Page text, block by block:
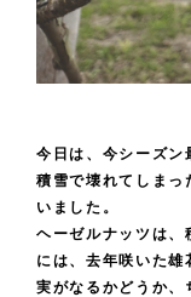
今日は、今シーズン
積雪で壊れてしまっ
いました。
ヘーゼルナッツは、
には、去年咲いた雄
実がなるかどうか、